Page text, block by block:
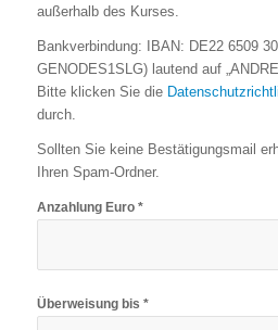
außerhalb des Kurses.
Bankverbindung: IBAN: DE22 6509
GENODES1SLG) lautend auf
Bitte klicken Sie die
durch.
Sollten Sie keine Bestätigungsmail
Ihren Spam-Ordner.
Anzahlung Euro *
Überweisung bis *